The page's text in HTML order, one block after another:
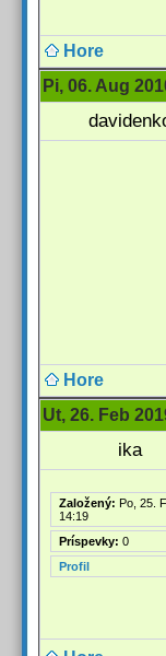
Hore
Pi, 06. Aug
Hore
Ut, 26. Feb
ika
Založený: Po, 25.
14:19
Príspevky: 0
Profil